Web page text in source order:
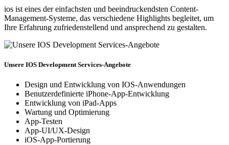
ios ist eines der einfachsten und beeindruckendsten Content-
Management-Systeme, das verschiedene Highlights begleitet, um
Ihre Erfahrung zufriedenstellend und ansprechend zu gestalten.
Unsere IOS Development Services-Angebote
Design und Entwicklung von IOS-Anwendungen
Benutzerdefinierte iPhone-App-Entwicklung
Entwicklung von iPad-Apps
Wartung und Optimierung
App-Testen
App-UI/UX-Design
iOS-App-Portierung